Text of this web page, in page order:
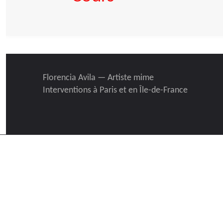
Florencia Avila — Artiste mime
Interventions à Paris et en Île-de-France